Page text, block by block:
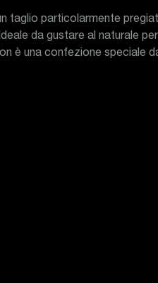
taglio particolarmente
da gustare al naturale
è una confezione speciale